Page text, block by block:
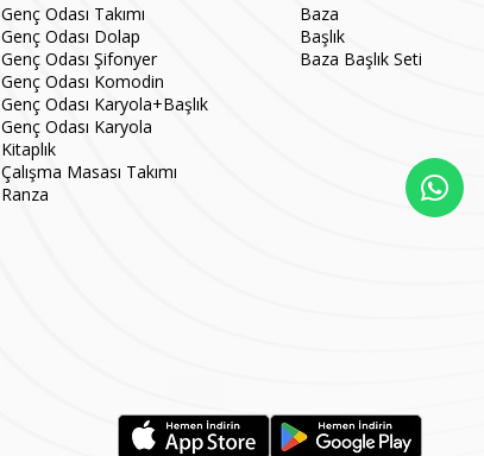
Genç Odası Takımı
Genç Odası Dolap
Genç Odası Şifonyer
Genç Odası Komodin
Genç Odası Karyola+Başlık
Genç Odası Karyola
Kitaplık
Çalışma Masası Takımı
Ranza
Baza
Başlık
Baza Başlık Seti